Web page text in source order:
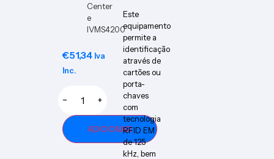
Center
e
IVMS4200
€51,34 Iva
Inc.
− +
ADICIONAR
Este
equipamento
permite a
identificação
através de
cartões ou
porta-
chaves
com
tecnologia
RFID EM
de 125
kHz, bem